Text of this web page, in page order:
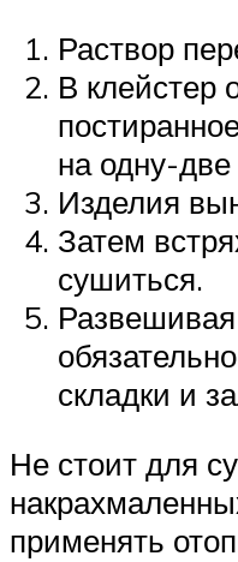
Раствор
В клейстер
на одну-
Изделия
Затем
сушиться.
складки и
Не стоит для
применять